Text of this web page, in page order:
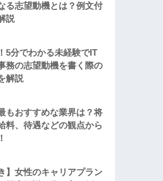
る志望動機とは？例文付
説
5分でわかる未経験でIT
務の志望動機を書く際の
解説
もおすすめな業界は？将
料、待遇などの観点から
】女性のキャリアプラン